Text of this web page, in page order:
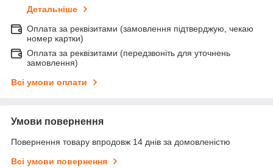
Детальніше
Оплата за реквізитами (замовлення підтверджую, чекаю
номер картки)
Оплата за реквізитами (передзвоніть для уточнень
замовлення)
Всі умови оплати
Умови повернення
Повернення товару впродовж 14 днів за домовленістю
Всі умови повернення